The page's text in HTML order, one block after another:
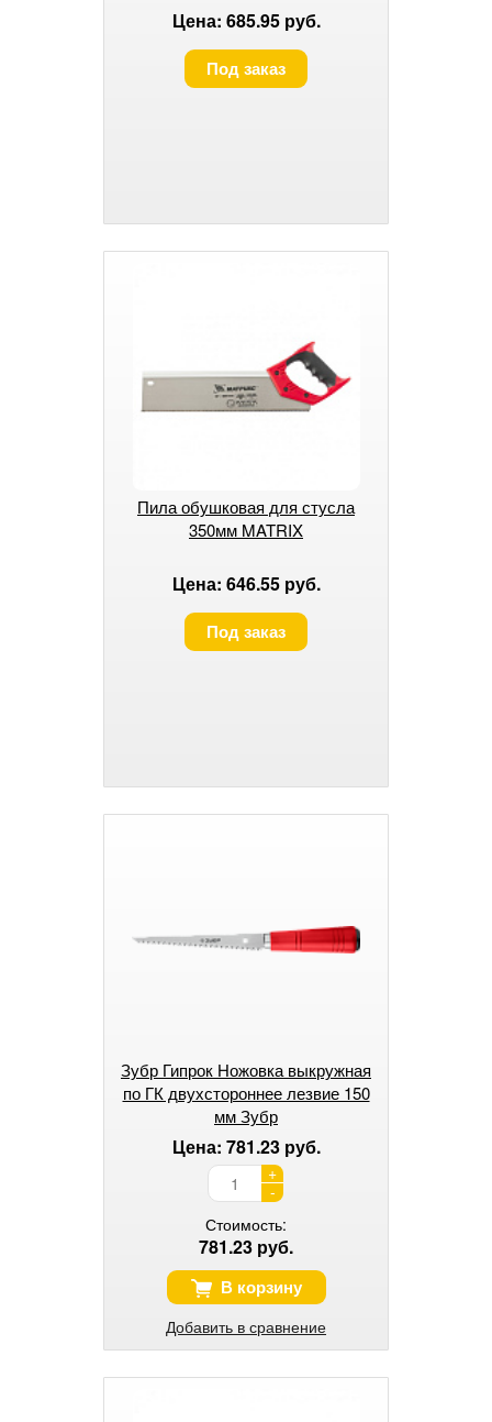
Цена: 685.95 руб.
Под заказ
Пила обушковая для стусла
350мм MATRIX
Цена: 646.55 руб.
Под заказ
Зубр Гипрок Ножовка выкружная
по ГК двухстороннее лезвие 150
мм Зубр
Цена: 781.23 руб.
+
-
Стоимость:
781.23 руб.
В корзину
Добавить в сравнение